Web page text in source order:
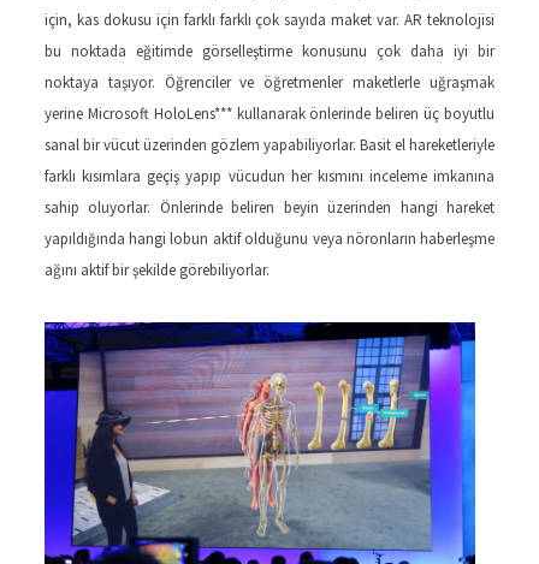
için, kas dokusu için farklı farklı çok sayıda maket var. AR teknolojisi
bu noktada eğitimde görselleştirme konusunu çok daha iyi bir
noktaya taşıyor. Öğrenciler ve öğretmenler maketlerle uğraşmak
yerine Microsoft HoloLens*** kullanarak önlerinde beliren üç boyutlu
sanal bir vücut üzerinden gözlem yapabiliyorlar. Basit el hareketleriyle
farklı kısımlara geçiş yapıp vücudun her kısmını inceleme imkanına
sahip oluyorlar. Önlerinde beliren beyin üzerinden hangi hareket
yapıldığında hangi lobun aktif olduğunu veya nöronların haberleşme
ağını aktif bir şekilde görebiliyorlar.